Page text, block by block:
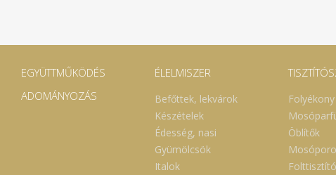
EGYÜTTMŰKÖDÉS
ADOMÁNYOZÁS
ÉLELMISZER
Befőttek, lekvárok
Készételek
Édesség, nasi
Gyümölcsök
Italok
Öblítők